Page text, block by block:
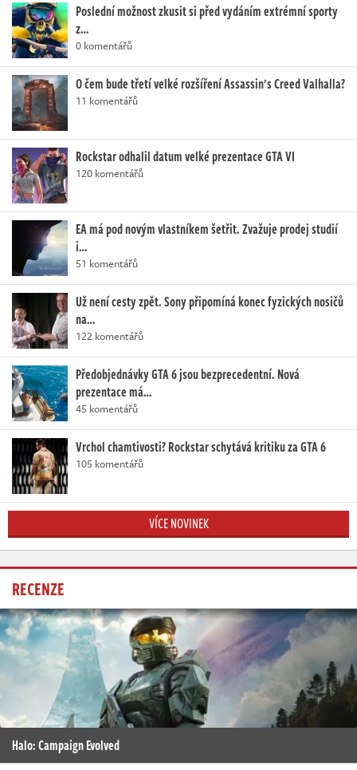
Poslední možnost zkusit si před vydáním extrémní sporty
z…
0 komentářů
O čem bude třetí velké rozšíření Assassin's Creed Valhalla?
11 komentářů
Rockstar odhalil datum velké prezentace GTA VI
120 komentářů
EA má pod novým vlastníkem šetřit. Zvažuje prodej studií
i…
51 komentářů
Už není cesty zpět. Sony připomíná konec fyzických nosičů
na…
122 komentářů
Předobjednávky GTA 6 jsou bezprecedentní. Nová
prezentace má…
45 komentářů
Vrchol chamtivosti? Rockstar schytává kritiku za GTA 6
105 komentářů
VÍCE NOVINEK
RECENZE
Halo: Campaign Evolved